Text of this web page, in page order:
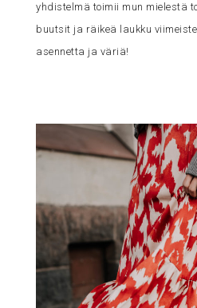
yhdistelmä toimii mun mielestä
buutsit ja räikeä laukku
asennetta ja väriä!